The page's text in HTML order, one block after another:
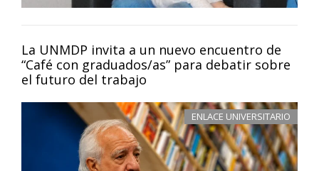
La UNMDP invita a un nuevo encuentro de
“Café con graduados/as” para debatir sobre
el futuro del trabajo
ENLACE UNIVERSITARIO